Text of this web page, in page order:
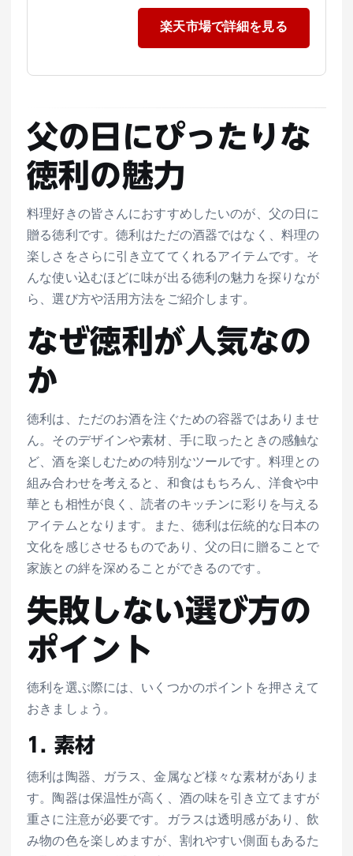
楽天市場で詳細を見る
父の日にぴったりな
徳利の魅力
料理好きの皆さんにおすすめしたいのが、父の日に
贈る徳利です。徳利はただの酒器ではなく、料理の
楽しさをさらに引き立ててくれるアイテムです。そ
んな使い込むほどに味が出る徳利の魅力を探りなが
ら、選び方や活用方法をご紹介します。
なぜ徳利が人気なの
か
徳利は、ただのお酒を注ぐための容器ではありませ
ん。そのデザインや素材、手に取ったときの感触な
ど、酒を楽しむための特別なツールです。料理との
組み合わせを考えると、和食はもちろん、洋食や中
華とも相性が良く、読者のキッチンに彩りを与える
アイテムとなります。また、徳利は伝統的な日本の
文化を感じさせるものであり、父の日に贈ることで
家族との絆を深めることができるのです。
失敗しない選び方の
ポイント
徳利を選ぶ際には、いくつかのポイントを押さえて
おきましょう。
1. 素材
徳利は陶器、ガラス、金属など様々な素材がありま
す。陶器は保温性が高く、酒の味を引き立てますが
重さに注意が必要です。ガラスは透明感があり、飲
み物の色を楽しめますが、割れやすい側面もあるた